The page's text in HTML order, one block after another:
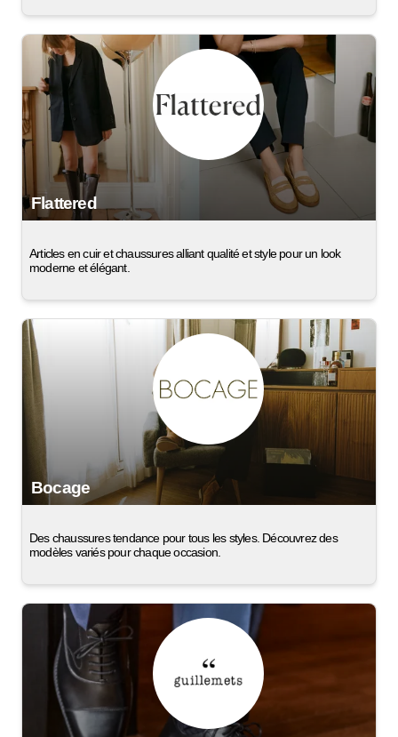
Flattered
Articles en cuir et chaussures alliant qualité et style pour un look
moderne et élégant.
Bocage
Des chaussures tendance pour tous les styles. Découvrez des
modèles variés pour chaque occasion.